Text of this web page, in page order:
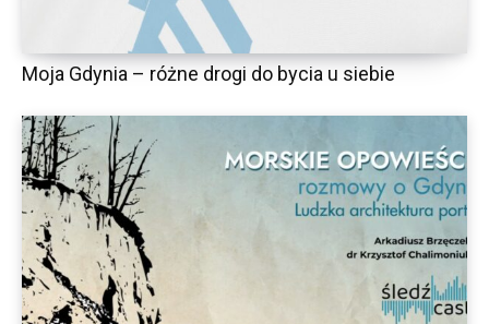
Moja Gdynia – różne drogi do bycia u siebie